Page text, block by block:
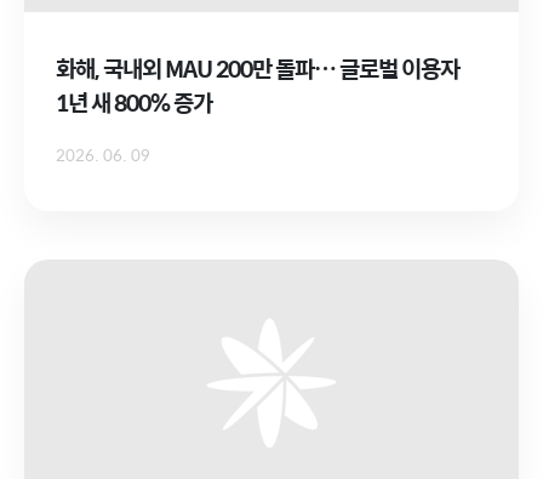
화해, 국내외 MAU 200만 돌파… 글로벌 이용자
1년 새 800% 증가
2026. 06. 09